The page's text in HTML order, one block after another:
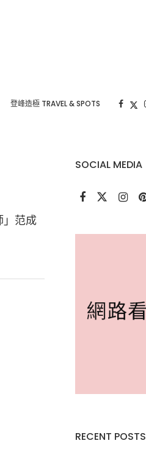
登峰造極 TRAVEL & SPOTS
范成
SOCIAL MEDIA
RECENT POSTS